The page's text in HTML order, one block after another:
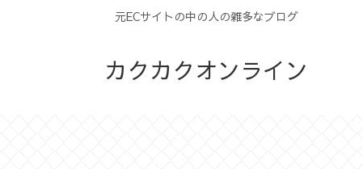
元ECサイトの中の人の雑多なブログ
カクカクオンライン